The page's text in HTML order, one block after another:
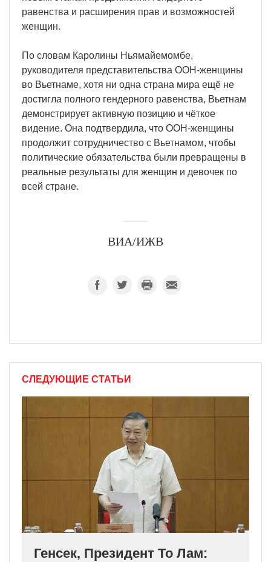
равенства и расширения прав и возможностей
женщин.
По словам Каролины Ньямайемомбе,
руководителя представительства ООН-женщины
во Вьетнаме, хотя ни одна страна мира ещё не
достигла полного гендерного равенства, Вьетнам
демонстрирует активную позицию и чёткое
видение. Она подтвердила, что ООН-женщины
продолжит сотрудничество с Вьетнамом, чтобы
политические обязательства были превращены в
реальные результаты для женщин и девочек по
всей стране.
ВИА/ИЖВ
СЛЕДУЮЩИЕ СТАТЬИ
Генсек, Президент То Лам: